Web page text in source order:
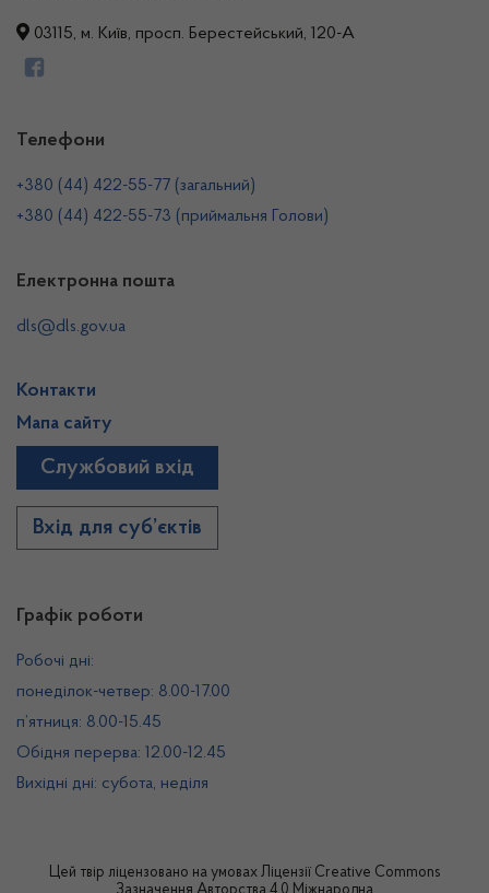
03115, м. Київ, просп. Берестейський, 120-А
Графік роботи
Робочі дні:
понеділок-четвер: 8.00-17.00
п’ятниця: 8.00-15.45
Обідня перерва: 12.00-12.45
Вихідні дні: субота, неділя
Телефони
+380 (44) 422-55-77 (загальний)
+380 (44) 422-55-73 (приймальня Голови)
Електронна пошта
dls@dls.gov.ua
Контакти
Мапа сайту
Службовий вхід
Вхід для суб’єктів
Цей твір ліцензовано на умовах Ліцензії Creative Commons